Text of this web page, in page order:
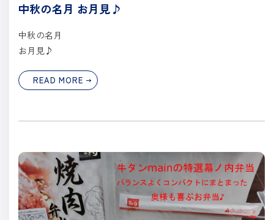
中秋の名月 お月見♪
中秋の名月
お月見♪
READ MORE